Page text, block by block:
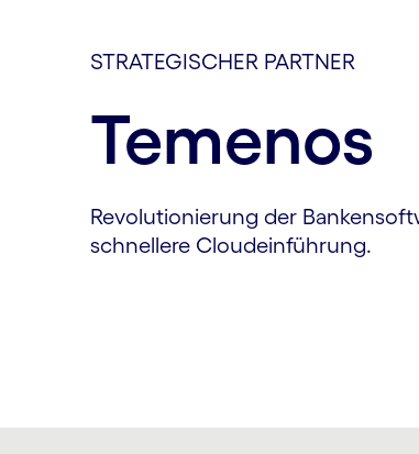
STRATEGISCHER PARTNER
Temenos
Revolutionierung der
schnellere Cloudeinführung.